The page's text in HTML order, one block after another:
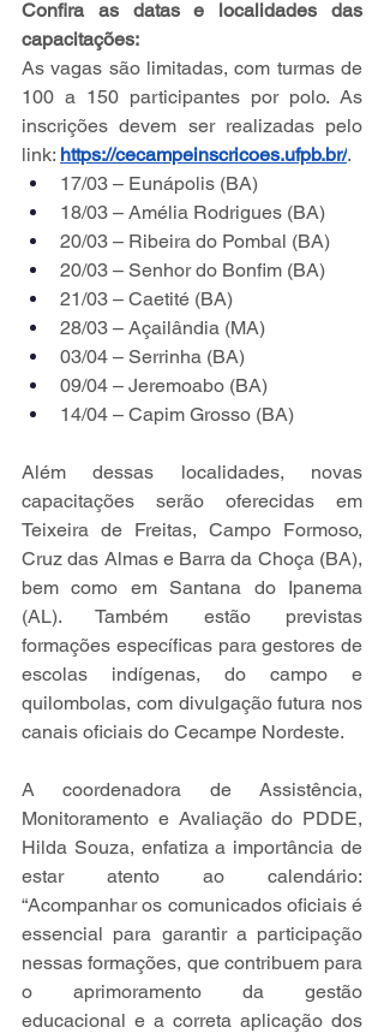
Confira as datas e localidades das
capacitações:
As vagas são limitadas, com turmas de
100 a 150 participantes por polo. As
inscrições devem ser realizadas pelo
link: https://cecampeinscricoes.ufpb.br/.
17/03 – Eunápolis (BA)
18/03 – Amélia Rodrigues (BA)
20/03 – Ribeira do Pombal (BA)
20/03 – Senhor do Bonfim (BA)
21/03 – Caetité (BA)
28/03 – Açailândia (MA)
03/04 – Serrinha (BA)
09/04 – Jeremoabo (BA)
14/04 – Capim Grosso (BA)
Além dessas localidades, novas
capacitações serão oferecidas em
Teixeira de Freitas, Campo Formoso,
Cruz das Almas e Barra da Choça (BA),
bem como em Santana do Ipanema
(AL). Também estão previstas
formações específicas para gestores de
escolas indígenas, do campo e
quilombolas, com divulgação futura nos
canais oficiais do Cecampe Nordeste.
A coordenadora de Assistência,
Monitoramento e Avaliação do PDDE,
Hilda Souza, enfatiza a importância de
estar atento ao calendário:
“Acompanhar os comunicados oficiais é
essencial para garantir a participação
nessas formações, que contribuem para
o aprimoramento da gestão
educacional e a correta aplicação dos